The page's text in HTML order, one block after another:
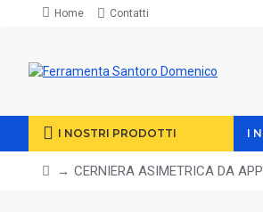
Home Contatti
I NOSTRI PRODOTTI I
CERNIERA ASIMETRICA DA